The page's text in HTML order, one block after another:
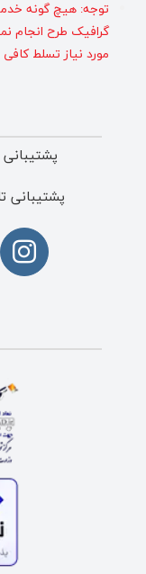
توجه: هیچ گونه
گرافیک طرح انجام
مورد نیاز تسلط
پشتیبانی
پشتیبانی